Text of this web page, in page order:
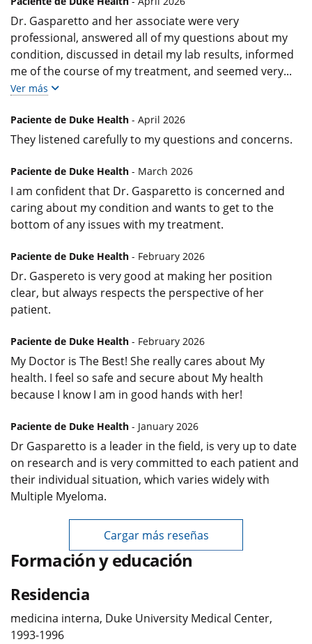
Dr. Gasparetto and her associate were very
professional, answered all of my questions about my
condition, discussed in detail my lab results, informed
me of the course of my treatment, and seemed very...
Ver más
Paciente de Duke Health - April 2026
They listened carefully to my questions and concerns.
Paciente de Duke Health - March 2026
I am confident that Dr. Gasparetto is concerned and
caring about my condition and wants to get to the
bottom of any issues with my treatment.
Paciente de Duke Health - February 2026
Dr. Gaspereto is very good at making her position
clear, but always respects the perspective of her
patient.
Paciente de Duke Health - February 2026
My Doctor is The Best! She really cares about My
health. I feel so safe and secure about My health
because I know I am in good hands with her!
Paciente de Duke Health - January 2026
Dr Gasparetto is a leader in the field, is very up to date
on research and is very committed to each patient and
their individual situation, which varies widely with
Multiple Myeloma.
Cargar más reseñas
Formación y educación
Residencia
medicina interna, Duke University Medical Center,
1993-1996